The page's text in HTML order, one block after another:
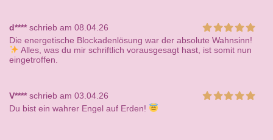
d****schrieb am 08.04.26
Die energetische Blockadenlösung war der absolute Wahnsinn!
Alles, was du mir schriftlich vorausgesagt hast, ist somit nun
eingetroffen.
V****schrieb am 03.04.26
Du bist ein wahrer Engel auf Erden!